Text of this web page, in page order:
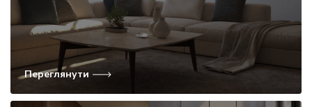
Переглянути